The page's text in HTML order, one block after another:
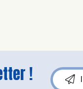
!